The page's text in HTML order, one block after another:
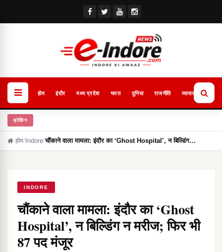
होम इंदौर मध्य प्रदेश भारत दुनिया राजनीति व्यापार खेल
ब्रेकिंग
होम/ Indore/चौंकाने वाला मामला: इंदौर का ‘Ghost Hospital’, न बिल्डिंग…
INDORE
चौंकाने वाला मामला: इंदौर का ‘Ghost
Hospital’, न बिल्डिंग न मरीज; फिर भी
87 पद मंजूर